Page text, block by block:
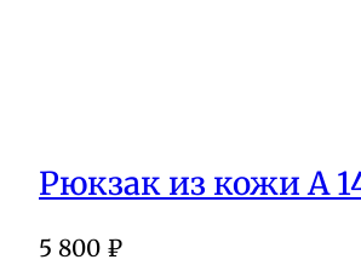
Рюкзак из кожи А
5 800 ₽